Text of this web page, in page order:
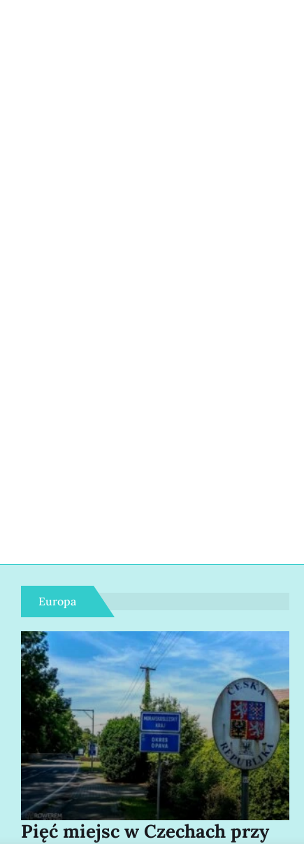
Europa
Pięć miejsc w Czechach przy